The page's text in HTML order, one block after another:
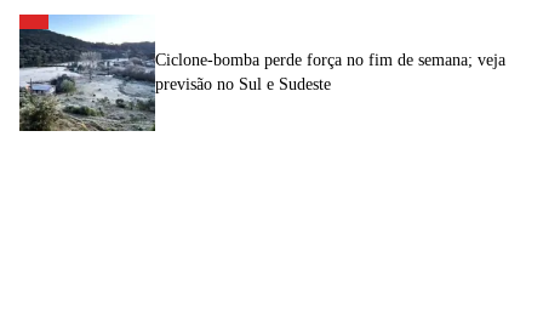
Ciclone-bomba perde força no fim de semana; veja
previsão no Sul e Sudeste